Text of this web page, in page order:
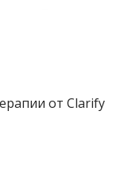
от Clarify